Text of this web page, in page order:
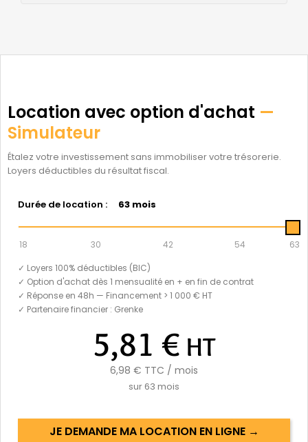
Location avec option d'achat —
Simulateur
Étalez votre investissement sans immobiliser votre trésorerie.
Loyers déductibles du résultat fiscal.
Durée de location : 63 mois
18 30 42 54
63
✓ Loyers 100% déductibles (BIC)
✓ Option d'achat dès 1 mensualité en + en fin de contrat
✓ Réponse en 48h — Financement > 1 000 € HT
✓ Partenaire financier : Grenke
5,81 € HT
6,98 € TTC / mois
sur 63 mois
JE DEMANDE MA LOCATION EN LIGNE →